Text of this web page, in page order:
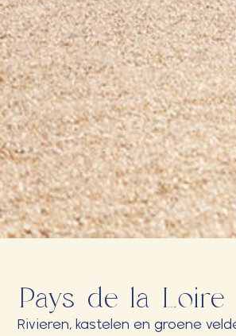
Pays de la Loire
Rivieren, kastelen en groene